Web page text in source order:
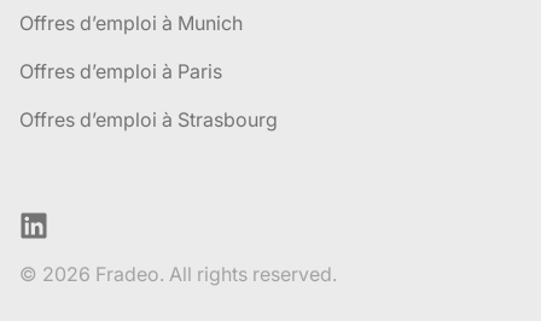
Offres d’emploi à Munich
Offres d’emploi à Paris
Offres d’emploi à Strasbourg
LinkedIn
© 2026 Fradeo. All rights reserved.